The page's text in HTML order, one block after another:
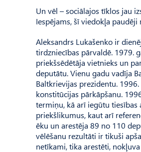
Un vēl – sociālajos tīklos jau
Iespējams, šī viedokļa
Aleksandrs Lukašenko ir
tirdzniecības pārvaldē. 1979.
priekšsēdētāja vietnieks un
deputātu. Vienu gadu vadīja
Baltkrievijas prezidentu.
konstitūcijas pārkāpšanu.
termiņu, kā arī iegūtu tiesības
priekšlikumus, kaut arī
ēku un arestēja 89 no 110
vēlēšanu rezultāti ir tikuši
netīkami, tika arestēti,